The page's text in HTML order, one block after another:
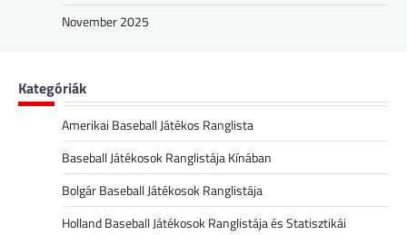
November 2025
Kategóriák
Amerikai Baseball Játékos Ranglista
Baseball Játékosok Ranglistája Kínában
Bolgár Baseball Játékosok Ranglistája
Holland Baseball Játékosok Ranglistája és Statisztikái